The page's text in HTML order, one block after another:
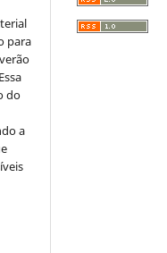
para
do
a